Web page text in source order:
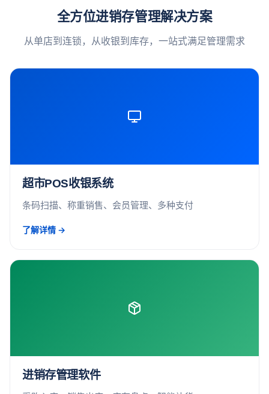
全方位进销存管理解决方案
从单店到连锁，从收银到库存，一站式满足管理需求
超市POS收银系统
条码扫描、称重销售、会员管理、多种支付
了解详情 →
进销存管理软件